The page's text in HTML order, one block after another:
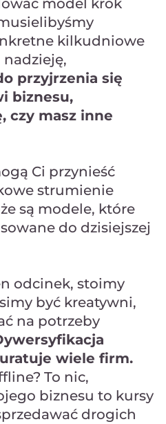
model krok
kilkudniowe
nadzieję,
przyjrzenia się
biznesu,
czy masz inne
Ci przynieść
strumienie
są modele, które
do dzisiejszej
odcinek, stoimy
być kreatywni,
na potrzeby
wiele firm.
To nic,
biznesu to kursy
drogich